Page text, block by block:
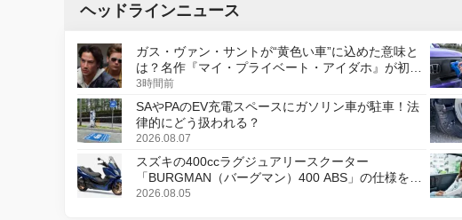
ヘッドラインニュース
ガス・ヴァン・サントが“黄色い車”に込めた意味と
は？名作『マイ・プライベート・アイダホ』が初の
デジタルリマスター版で復活
3時間前
SAやPAのEV充電スペースにガソリン車が駐車！法
律的にどう扱われる？
2026.08.07
スズキの400ccラグジュアリースクーター
「BURGMAN（バーグマン）400 ABS」の仕様を変
更し、8月18日に発売
2026.08.05